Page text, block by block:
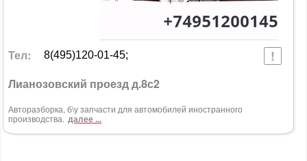
Тел: 8(495)120-01-45;
Лианозовский проезд д.8с2
Авторазборка, б\у запчасти для автомобилей иностранного
производства. далее ...